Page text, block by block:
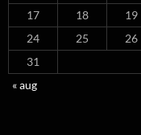
17
18 19
24
25 26
31
« aug